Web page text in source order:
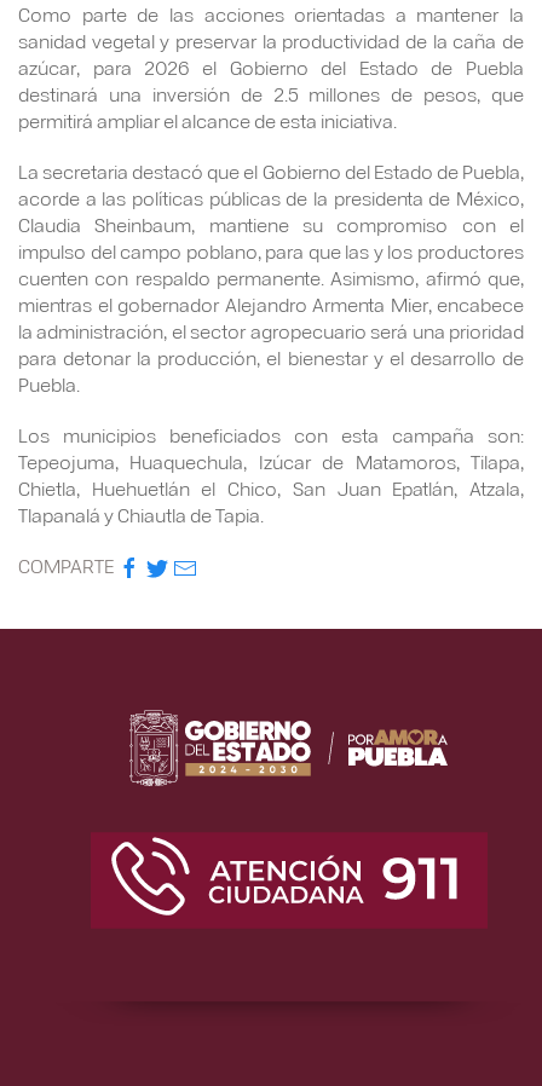
Como parte de las acciones orientadas a mantener la
sanidad vegetal y preservar la productividad de la caña de
azúcar, para 2026 el Gobierno del Estado de Puebla
destinará una inversión de 2.5 millones de pesos, que
permitirá ampliar el alcance de esta iniciativa.
La secretaria destacó que el Gobierno del Estado de Puebla,
acorde a las políticas públicas de la presidenta de México,
Claudia Sheinbaum, mantiene su compromiso con el
impulso del campo poblano, para que las y los productores
cuenten con respaldo permanente. Asimismo, afirmó que,
mientras el gobernador Alejandro Armenta Mier, encabece
la administración, el sector agropecuario será una prioridad
para detonar la producción, el bienestar y el desarrollo de
Puebla.
Los municipios beneficiados con esta campaña son:
Tepeojuma, Huaquechula, Izúcar de Matamoros, Tilapa,
Chietla, Huehuetlán el Chico, San Juan Epatlán, Atzala,
Tlapanalá y Chiautla de Tapia.
COMPARTE